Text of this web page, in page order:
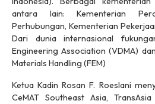
antara lain: Kementerian
Perhubungan, Kementerian
Dari dunia internasional
Engineering Association (VDMA)
Materials Handling (FEM)
Ketua Kadin Rosan F. Roeslani
CeMAT Southeast Asia,